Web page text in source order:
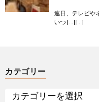
連日、テレビや
いつ […][…]
カテゴリー